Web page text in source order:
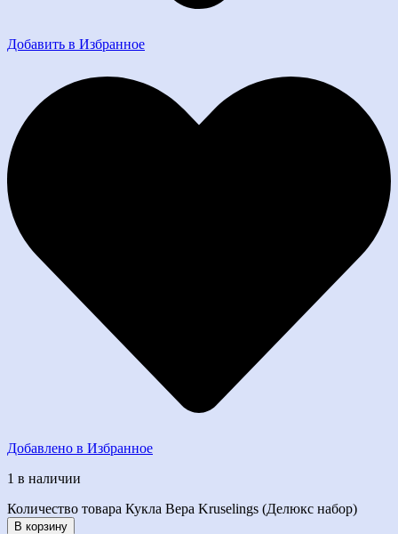
Добавить в Избранное
Добавлено в Избранное
1 в наличии
Количество товара Кукла Вера Kruselings (Делюкс набор)
В корзину